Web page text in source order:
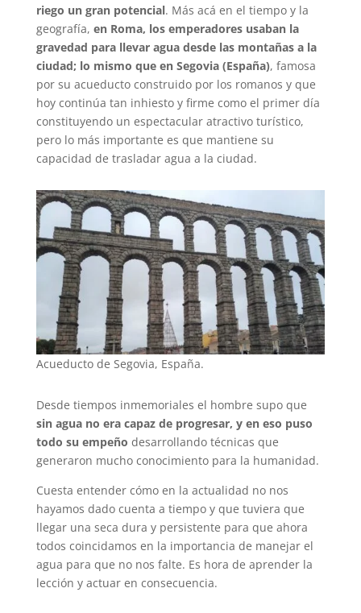
riego un gran potencial. Más acá en el tiempo y la
geografía, en Roma, los emperadores usaban la
gravedad para llevar agua desde las montañas a la
ciudad; lo mismo que en Segovia (España), famosa
por su acueducto construido por los romanos y que
hoy continúa tan inhiesto y firme como el primer día
constituyendo un espectacular atractivo turístico,
pero lo más importante es que mantiene su
capacidad de trasladar agua a la ciudad.
Acueducto de Segovia, España.
Desde tiempos inmemoriales el hombre supo que
sin agua no era capaz de progresar, y en eso puso
todo su empeño desarrollando técnicas que
generaron mucho conocimiento para la humanidad.
Cuesta entender cómo en la actualidad no nos
hayamos dado cuenta a tiempo y que tuviera que
llegar una seca dura y persistente para que ahora
todos coincidamos en la importancia de manejar el
agua para que no nos falte. Es hora de aprender la
lección y actuar en consecuencia.